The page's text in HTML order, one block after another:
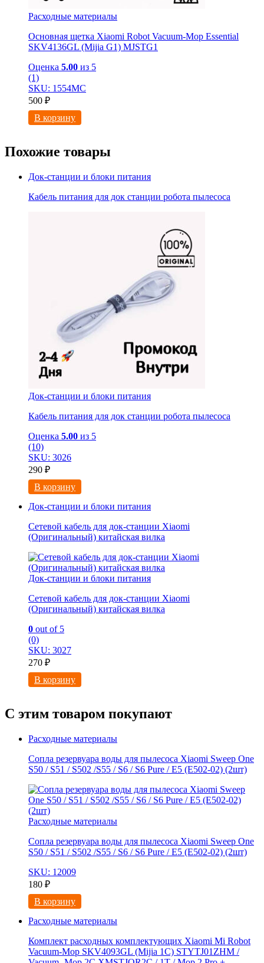
Расходные материалы
Основная щетка Xiaomi Robot Vacuum-Mop Essential
SKV4136GL (Mijia G1) MJSTG1
Оценка 5.00 из 5
(1)
SKU: 1554МС
500 ₽
В корзину
Похожие товары
Док-станции и блоки питания
Кабель питания для док станции робота пылесоса
Док-станции и блоки питания
Кабель питания для док станции робота пылесоса
Оценка 5.00 из 5
(10)
SKU: 3026
290 ₽
В корзину
Док-станции и блоки питания
Сетевой кабель для док-станции Xiaomi
(Оригинальный) китайская вилка
Док-станции и блоки питания
Сетевой кабель для док-станции Xiaomi
(Оригинальный) китайская вилка
0 out of 5
(0)
SKU: 3027
270 ₽
В корзину
С этим товаром покупают
Расходные материалы
Сопла резервуара воды для пылесоса Xiaomi Sweep One
S50 / S51 / S502 /S55 / S6 / S6 Pure / E5 (E502-02) (2шт)
Расходные материалы
Сопла резервуара воды для пылесоса Xiaomi Sweep One
S50 / S51 / S502 /S55 / S6 / S6 Pure / E5 (E502-02) (2шт)
SKU: 12009
180 ₽
В корзину
Расходные материалы
Комплект расходных комплектующих Xiaomi Mi Robot
Vacuum-Mop SKV4093GL (Mijia 1C) STYTJ01ZHM /